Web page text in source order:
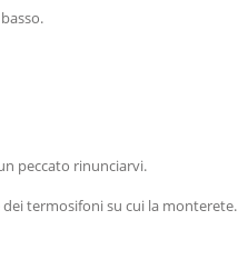
peccato rinunciarvi.
termosifoni su cui la monterete.